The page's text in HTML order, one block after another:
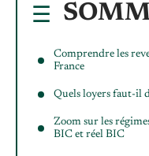
Comprendre les
France
Quels loyers faut-il
Zoom sur les
BIC et réel BIC